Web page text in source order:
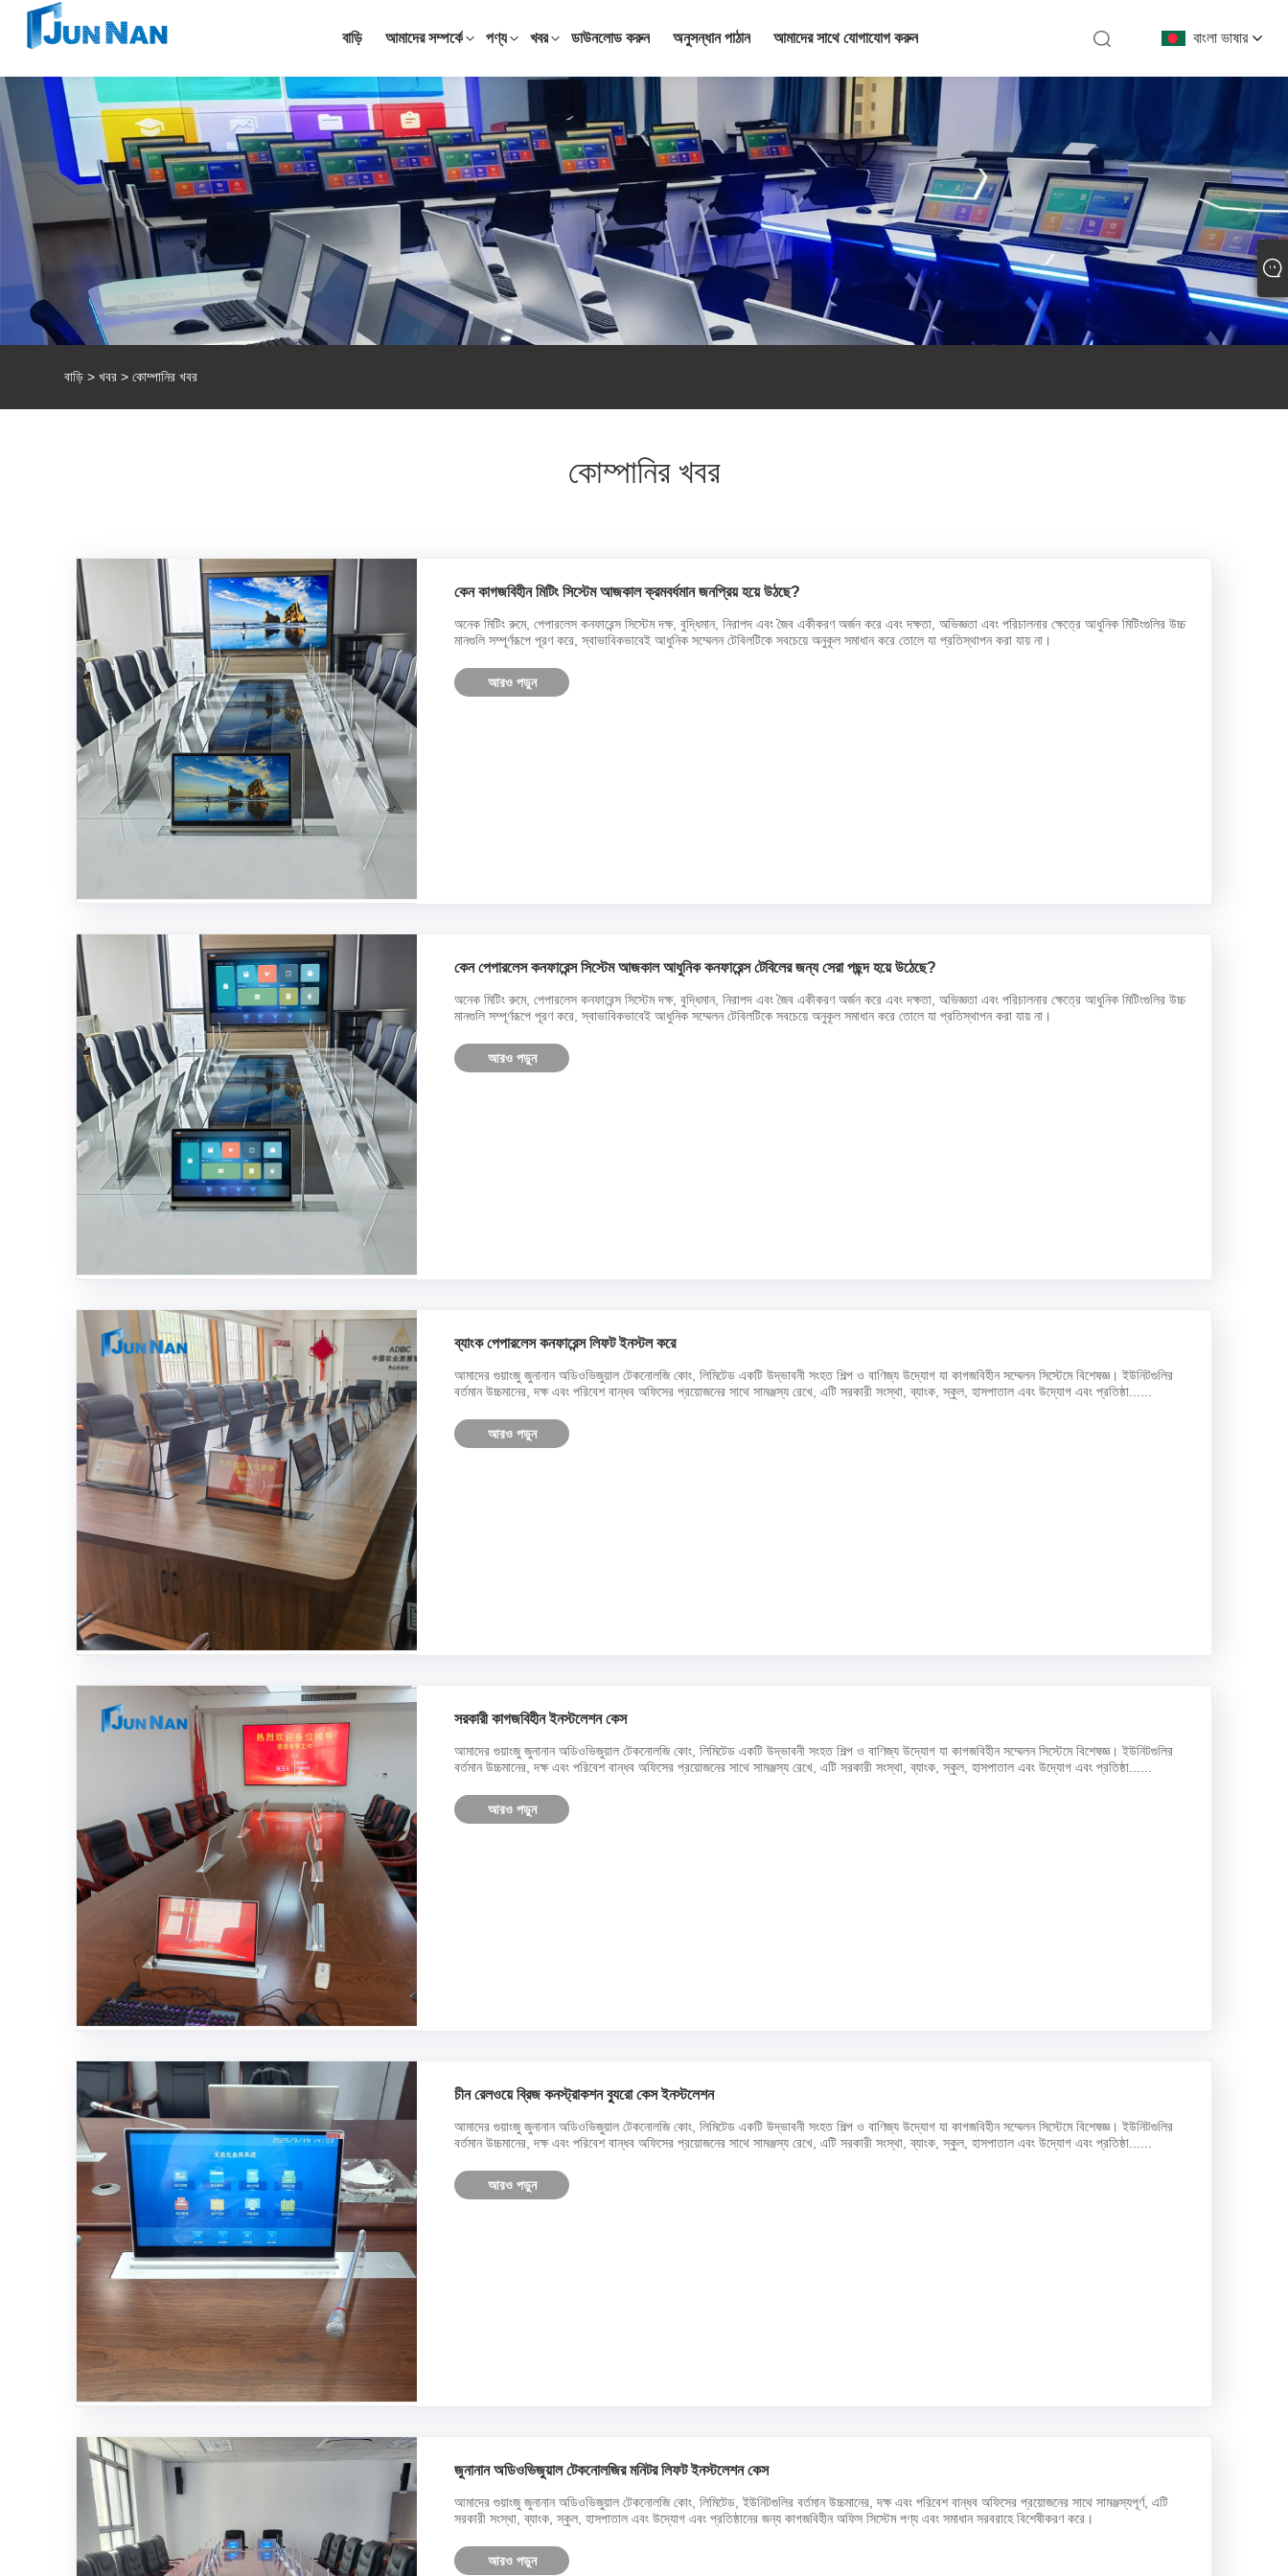
বাংলা ভাষার
বাড়ি আমাদের সম্পর্কে পণ্য খবর ডাউনলোড করুন অনুসন্ধান পাঠান আমাদের সাথে যোগাযোগ করুন
বাড়ি > খবর > কোম্পানির খবর
কোম্পানির খবর
কেন কাগজবিহীন মিটিং সিস্টেম আজকাল ক্রমবর্ধমান জনপ্রিয় হয়ে উঠছে?
অনেক মিটিং রুমে, পেপারলেস কনফারেন্স সিস্টেম দক্ষ, বুদ্ধিমান, নিরাপদ এবং জৈব একীকরণ অর্জন করে এবং দক্ষতা, অভিজ্ঞতা এবং পরিচালনার ক্ষেত্রে আধুনিক মিটিংগুলির উচ্চ
মানগুলি সম্পূর্ণরূপে পূরণ করে, স্বাভাবিকভাবেই আধুনিক সম্মেলন টেবিলটিকে সবচেয়ে অনুকূল সমাধান করে তোলে যা প্রতিস্থাপন করা যায় না।
আরও পড়ুন
কেন পেপারলেস কনফারেন্স সিস্টেম আজকাল আধুনিক কনফারেন্স টেবিলের জন্য সেরা পছন্দ হয়ে উঠেছে?
অনেক মিটিং রুমে, পেপারলেস কনফারেন্স সিস্টেম দক্ষ, বুদ্ধিমান, নিরাপদ এবং জৈব একীকরণ অর্জন করে এবং দক্ষতা, অভিজ্ঞতা এবং পরিচালনার ক্ষেত্রে আধুনিক মিটিংগুলির উচ্চ
মানগুলি সম্পূর্ণরূপে পূরণ করে, স্বাভাবিকভাবেই আধুনিক সম্মেলন টেবিলটিকে সবচেয়ে অনুকূল সমাধান করে তোলে যা প্রতিস্থাপন করা যায় না।
আরও পড়ুন
ব্যাংক পেপারলেস কনফারেন্স লিফট ইনস্টল করে
আমাদের গুয়াংজু জুনানান অডিওভিজুয়াল টেকনোলজি কোং, লিমিটেড একটি উদ্ভাবনী সংহত শিল্প ও বাণিজ্য উদ্যোগ যা কাগজবিহীন সম্মেলন সিস্টেমে বিশেষজ্ঞ। ইউনিটগুলির
বর্তমান উচ্চমানের, দক্ষ এবং পরিবেশ বান্ধব অফিসের প্রয়োজনের সাথে সামঞ্জস্য রেখে, এটি সরকারী সংস্থা, ব্যাংক, স্কুল, হাসপাতাল এবং উদ্যোগ এবং প্রতিষ্ঠা......
আরও পড়ুন
সরকারী কাগজবিহীন ইনস্টলেশন কেস
আমাদের গুয়াংজু জুনানান অডিওভিজুয়াল টেকনোলজি কোং, লিমিটেড একটি উদ্ভাবনী সংহত শিল্প ও বাণিজ্য উদ্যোগ যা কাগজবিহীন সম্মেলন সিস্টেমে বিশেষজ্ঞ। ইউনিটগুলির
বর্তমান উচ্চমানের, দক্ষ এবং পরিবেশ বান্ধব অফিসের প্রয়োজনের সাথে সামঞ্জস্য রেখে, এটি সরকারী সংস্থা, ব্যাংক, স্কুল, হাসপাতাল এবং উদ্যোগ এবং প্রতিষ্ঠা......
আরও পড়ুন
চীন রেলওয়ে ব্রিজ কনস্ট্রাকশন ব্যুরো কেস ইনস্টলেশন
আমাদের গুয়াংজু জুনানান অডিওভিজুয়াল টেকনোলজি কোং, লিমিটেড একটি উদ্ভাবনী সংহত শিল্প ও বাণিজ্য উদ্যোগ যা কাগজবিহীন সম্মেলন সিস্টেমে বিশেষজ্ঞ। ইউনিটগুলির
বর্তমান উচ্চমানের, দক্ষ এবং পরিবেশ বান্ধব অফিসের প্রয়োজনের সাথে সামঞ্জস্য রেখে, এটি সরকারী সংস্থা, ব্যাংক, স্কুল, হাসপাতাল এবং উদ্যোগ এবং প্রতিষ্ঠা......
আরও পড়ুন
জুনানান অডিওভিজুয়াল টেকনোলজির মনিটর লিফট ইনস্টলেশন কেস
আমাদের গুয়াংজু জুনানান অডিওভিজুয়াল টেকনোলজি কোং, লিমিটেড, ইউনিটগুলির বর্তমান উচ্চমানের, দক্ষ এবং পরিবেশ বান্ধব অফিসের প্রয়োজনের সাথে সামঞ্জস্যপূর্ণ, এটি
সরকারী সংস্থা, ব্যাংক, স্কুল, হাসপাতাল এবং উদ্যোগ এবং প্রতিষ্ঠানের জন্য কাগজবিহীন অফিস সিস্টেম পণ্য এবং সমাধান সরবরাহে বিশেষীকরণ করে।
আরও পড়ুন